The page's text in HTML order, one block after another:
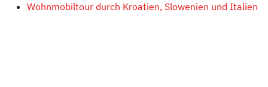
Wohnmobiltour durch Kroatien, Slowenien und Italien